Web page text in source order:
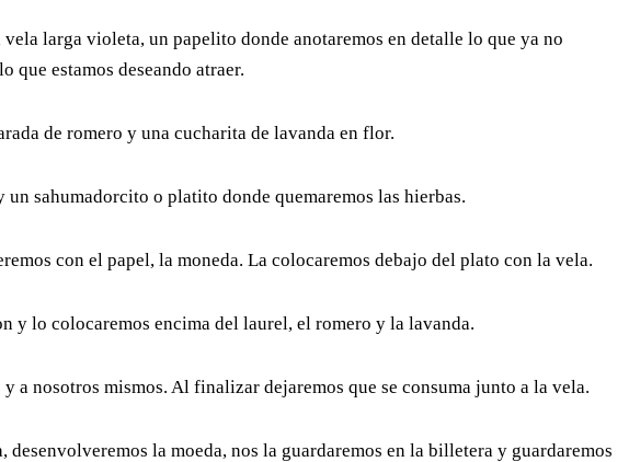
vela larga violeta, un papelito donde anotaremos en detalle lo que ya no
que estamos deseando atraer.
de romero y una cucharita de lavanda en flor.
sahumadorcito o platito donde quemaremos las hierbas.
con el papel, la moneda. La colocaremos debajo del plato con la vela.
y lo colocaremos encima del laurel, el romero y la lavanda.
y a nosotros mismos. Al finalizar dejaremos que se consuma junto a la vela.
desenvolveremos la moeda, nos la guardaremos en la billetera y guardaremos